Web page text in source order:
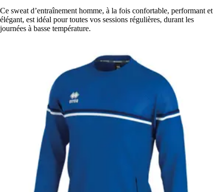
Ce sweat d’entraînement homme, à la fois confortable, performant et
élégant, est idéal pour toutes vos sessions régulières, durant les
journées à basse température.